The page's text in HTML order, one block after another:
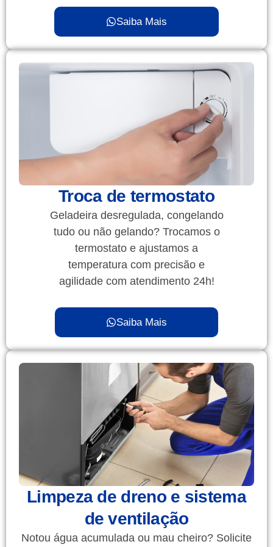
Saiba Mais
Troca de termostato
Geladeira desregulada, congelando
tudo ou não gelando? Trocamos o
termostato e ajustamos a
temperatura com precisão e
agilidade com atendimento 24h!
Saiba Mais
Limpeza de dreno e sistema
de ventilação
Notou água acumulada ou mau cheiro? Solicite